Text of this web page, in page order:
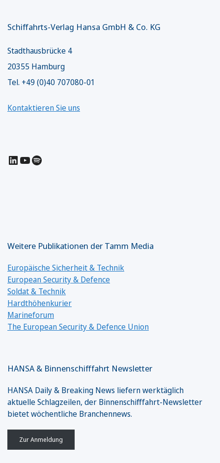
Schiffahrts-Verlag Hansa GmbH & Co. KG
Stadthausbrücke 4
20355 Hamburg
Tel. +49 (0)40 707080-01
Kontaktieren Sie uns
LinkedIn
YouTube
Spotify
Weitere Publikationen der Tamm Media
Europäische Sicherheit & Technik
European Security & Defence
Soldat & Technik
Hardthöhenkurier
Marineforum
The European Security & Defence Union
HANSA & Binnenschifffahrt Newsletter
HANSA Daily & Breaking News liefern werktäglich
aktuelle Schlagzeilen, der Binnenschifffahrt-Newsletter
bietet wöchentliche Branchennews.
Zur Anmeldung